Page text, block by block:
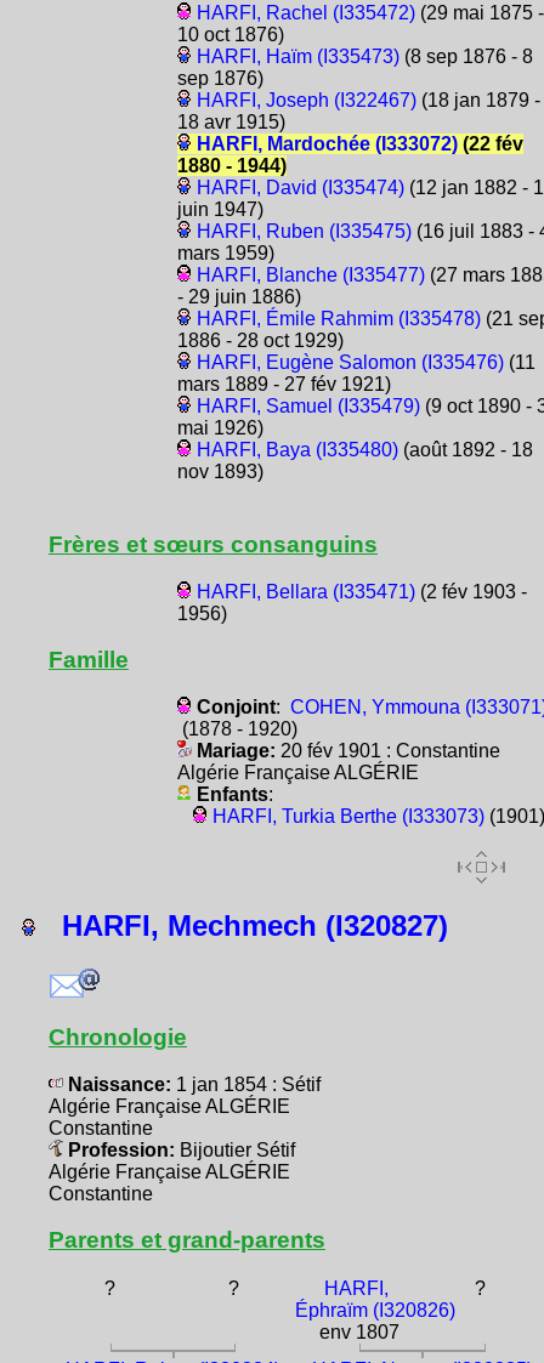
HARFI, Rachel (I335472)(29 mai 1875 -
10 oct 1876)
HARFI, Haïm (I335473)(8 sep 1876 - 8
sep 1876)
HARFI, Joseph (I322467)(18 jan 1879 -
18 avr 1915)
HARFI, Mardochée (I333072)(22 fév
1880 - 1944)
HARFI, David (I335474)(12 jan 1882 -
juin 1947)
HARFI, Ruben (I335475)(16 juil 1883 -
mars 1959)
HARFI, Blanche (I335477)(27 mars
- 29 juin 1886)
HARFI, Émile Rahmim (I335478)(21
1886 - 28 oct 1929)
HARFI, Eugène Salomon (I335476)(11
mars 1889 - 27 fév 1921)
HARFI, Samuel (I335479)(9 oct 1890 -
mai 1926)
HARFI, Baya (I335480)(août 1892 - 18
nov 1893)
Frères et sœurs consanguins
HARFI, Bellara (I335471)(2 fév 1903 -
1956)
Famille
Conjoint: COHEN, Ymmouna
(1878 - 1920)
Mariage: 20 fév 1901 : Constantine
Algérie Française ALGÉRIE
Enfants:
HARFI, Turkia Berthe (I333073)(1901)
HARFI, Mechmech (I320827)
Chronologie
Naissance: 1 jan 1854 : Sétif
Algérie Française ALGÉRIE
Constantine
Profession: Bijoutier Sétif
Algérie Française ALGÉRIE
Constantine
Parents et grand-parents
? ?
HARFI,
Éphraïm (I320826)
env 1807
?